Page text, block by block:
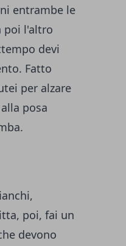
entrambe le
poi l'altro
devi
Fatto
per alzare
posa
poi, fai un
devono